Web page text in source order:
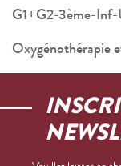
G1+G2-3ème-Inf-
Oxygénothérapie